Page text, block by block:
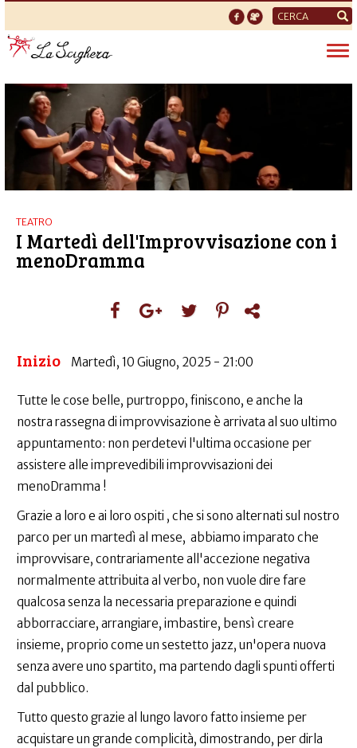
Form
di
ricerca
TEATRO
I Martedì dell'Improvvisazione con i
menoDramma
Inizio Martedì, 10 Giugno, 2025 - 21:00
Tutte le cose belle, purtroppo, finiscono, e anche la
nostra rassegna di improvvisazione è arrivata al suo ultimo
appuntamento: non perdetevi l'ultima occasione per
assistere alle imprevedibili improvvisazioni dei
menoDramma !
Grazie a loro e ai loro ospiti , che si sono alternati sul nostro
parco per un martedì al mese, abbiamo imparato che
improvvisare, contrariamente all'accezione negativa
normalmente attribuita al verbo, non vuole dire fare
qualcosa senza la necessaria preparazione e quindi
abborracciare, arrangiare, imbastire, bensì creare
insieme, proprio come un sestetto jazz, un'opera nuova
senza avere uno spartito, ma partendo dagli spunti offerti
dal pubblico.
Tutto questo grazie al lungo lavoro fatto insieme per
acquistare un grande complicità, dimostrando, per dirla